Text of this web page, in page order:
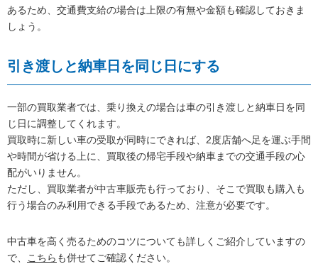
あるため、交通費支給の場合は上限の有無や金額も確認しておきま
しょう。
引き渡しと納車日を同じ日にする
一部の買取業者では、乗り換えの場合は車の引き渡しと納車日を同
じ日に調整してくれます。
買取時に新しい車の受取が同時にできれば、2度店舗へ足を運ぶ手間
や時間が省ける上に、買取後の帰宅手段や納車までの交通手段の心
配がいりません。
ただし、買取業者が中古車販売も行っており、そこで買取も購入も
行う場合のみ利用できる手段であるため、注意が必要です。
中古車を高く売るためのコツについても詳しくご紹介していますの
で、
こちら も併せてご確認ください。